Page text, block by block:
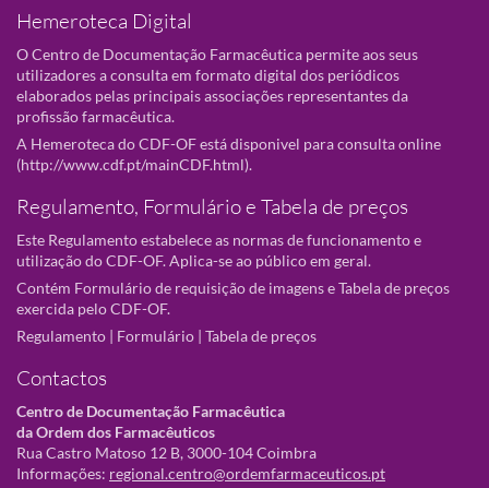
Hemeroteca Digital
O Centro de Documentação Farmacêutica permite aos seus
utilizadores a consulta em formato digital dos periódicos
elaborados pelas principais associações representantes da
profissão farmacêutica.
A Hemeroteca do CDF-OF está disponivel para consulta online
(http://www.cdf.pt/mainCDF.html).
Regulamento, Formulário e Tabela de preços
Este Regulamento estabelece as normas de funcionamento e
utilização do CDF-OF. Aplica-se ao público em geral.
Contém Formulário de requisição de imagens e Tabela de preços
exercida pelo CDF-OF.
Regulamento | Formulário | Tabela de preços
Contactos
Centro de Documentação Farmacêutica
da Ordem dos Farmacêuticos
Rua Castro Matoso 12 B, 3000-104 Coimbra
Informações: regional.centro@ordemfarmaceuticos.pt